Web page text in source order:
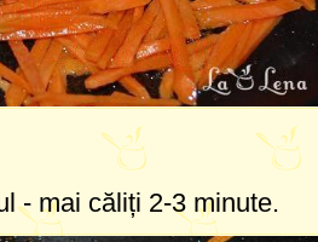
- mai căliți 2-3 minute.